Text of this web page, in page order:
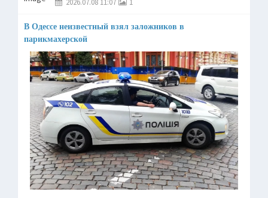
2026.07.08 11:07 1
В Одессе неизвестный взял заложников в
парикмахерской